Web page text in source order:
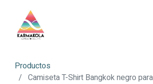
Productos
Camiseta T-Shirt Bangkok negro